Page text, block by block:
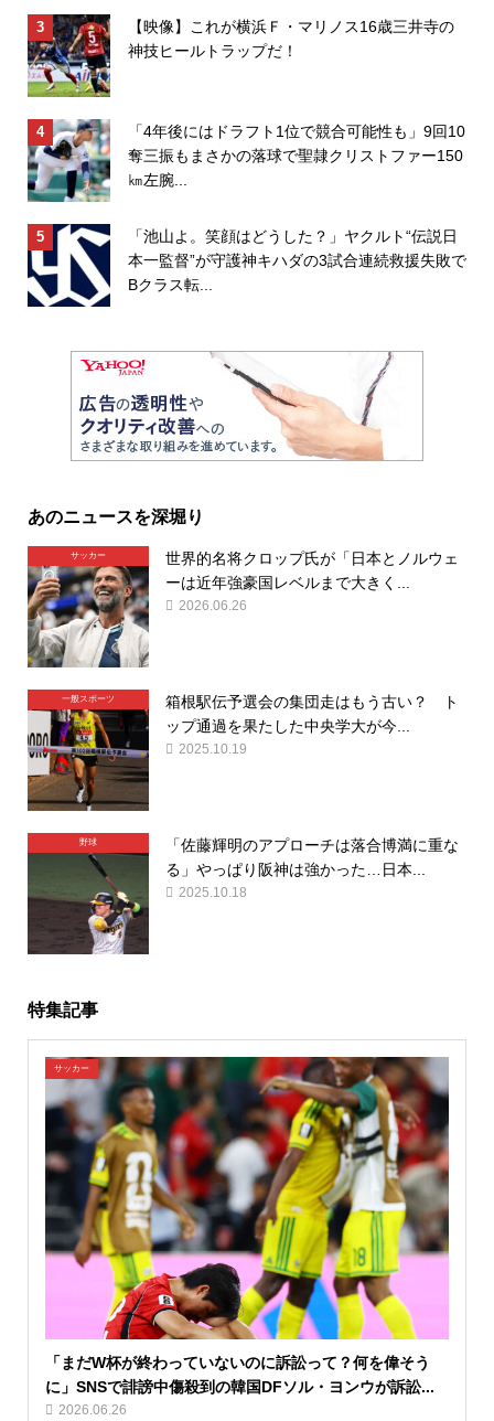
【映像】これが横浜Ｆ・マリノス16歳三井寺の
神技ヒールトラップだ！
「4年後にはドラフト1位で競合可能性も」9回10
奪三振もまさかの落球で聖隷クリストファー150
㎞左腕...
「池山よ。笑顔はどうした？」ヤクルト“伝説日
本一監督”が守護神キハダの3試合連続救援失敗で
Bクラス転...
あのニュースを深堀り
サッカー
世界的名将クロップ氏が「日本とノルウェ
ーは近年強豪国レベルまで大きく...
2026.06.26
一般スポーツ
箱根駅伝予選会の集団走はもう古い？ ト
ップ通過を果たした中央学大が今...
2025.10.19
野球
「佐藤輝明のアプローチは落合博満に重な
る」やっぱり阪神は強かった…日本...
2025.10.18
特集記事
サッカー
「まだW杯が終わっていないのに訴訟って？何を偉そう
に」SNSで誹謗中傷殺到の韓国DFソル・ヨンウが訴訟...
2026.06.26